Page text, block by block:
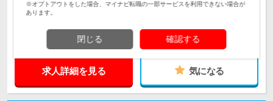
求人詳細を見る 気になる
※オプトアウトをした場合、マイナビ転職の一部サービスを利用できない場合が
あります。
閉じる 確認する